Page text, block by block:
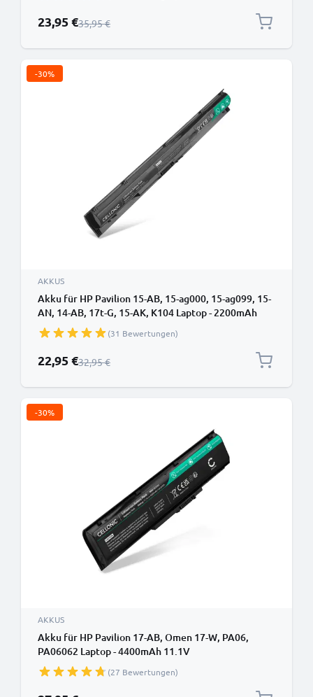
Sonderpreis
23,95 €Regulärer Preis
35,95 €
-30%
AKKUS
Akku für HP Pavilion 15-AB, 15-ag000, 15-ag099, 15-
AN, 14-AB, 17t-G, 15-AK, K104 Laptop - 2200mAh
14.8V
(31 Bewertungen)
Sonderpreis
22,95 €Regulärer Preis
32,95 €
-30%
AKKUS
Akku für HP Pavilion 17-AB, Omen 17-W, PA06,
PA06062 Laptop - 4400mAh 11.1V
(27 Bewertungen)